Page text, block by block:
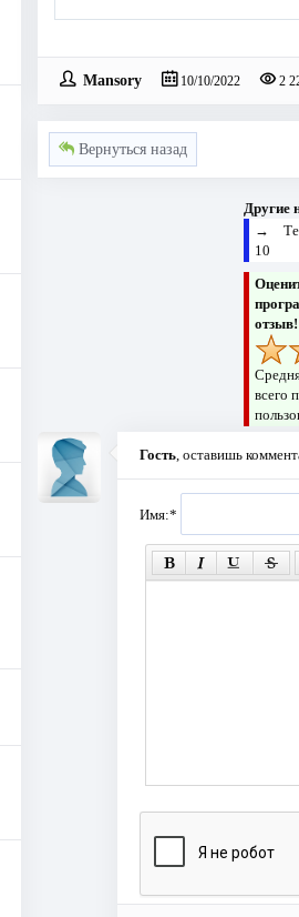
Mansory 10/10/2022 2
Вернуться назад
Другие
→
10
отзыв!
всего
Гость, оставишь
Имя:*